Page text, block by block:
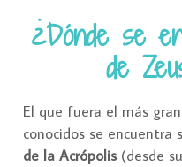
¿Dónde se
de
El que fuera el más
conocidos se
de la Acrópolis (desde